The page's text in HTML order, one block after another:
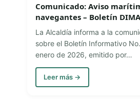
Comunicado: Aviso
navegantes – Boletín
La Alcaldía informa a la
sobre el Boletín Informativo
enero de 2026, emitido por…
Leer más →